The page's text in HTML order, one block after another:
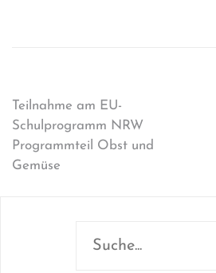
Beitragsnavigation
Teilnahme am EU-
Schulprogramm NRW
Programmteil Obst und
Gemüse